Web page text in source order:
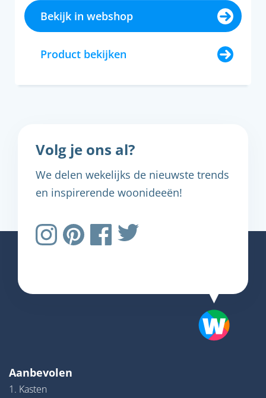
Bekijk in webshop
Product bekijken
Volg je ons al?
We delen wekelijks de nieuwste trends
en inspirerende woonideeën!
Aanbevolen
1. Kasten